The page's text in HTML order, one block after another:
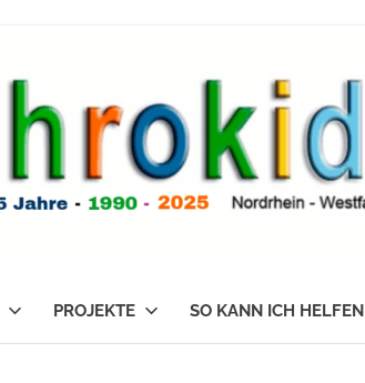
PROJEKTE SO KANN ICH HELFEN